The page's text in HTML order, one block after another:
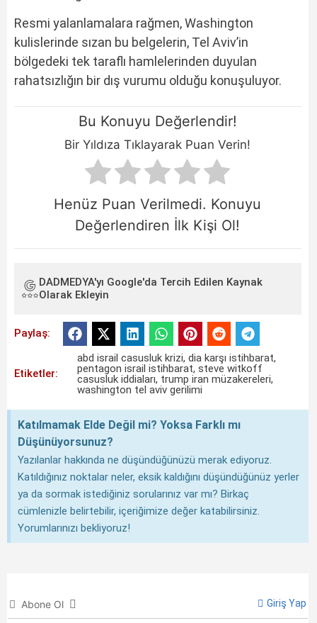
Resmi yalanlamalara rağmen, Washington
kulislerinde sızan bu belgelerin, Tel Aviv’in
bölgedeki tek taraflı hamlelerinden duyulan
rahatsızlığın bir dış vurumu olduğu konuşuluyor.
Bu Konuyu Değerlendir!
Bir Yıldıza Tıklayarak Puan Verin!
Henüz Puan Verilmedi. Konuyu
Değerlendiren İlk Kişi Ol!
DADMEDYA'yı Google'da Tercih Edilen Kaynak
Olarak Ekleyin
Paylaş:
Etiketler:
abd israil casusluk krizi,dia karşı istihbarat,
pentagon israil istihbarat,steve witkoff
casusluk iddiaları, trump iran müzakereleri,
washington tel aviv gerilimi
Katılmamak Elde Değil mi? Yoksa Farklı mı
Düşünüyorsunuz?
Yazılanlar hakkında ne düşündüğünüzü merak ediyoruz.
Katıldığınız noktalar neler, eksik kaldığını düşündüğünüz yerler
ya da sormak istediğiniz sorularınız var mı? Birkaç
cümlenizle belirtebilir, içeriğimize değer katabilirsiniz.
Yorumlarınızı bekliyoruz!
Abone Ol Giriş Yap